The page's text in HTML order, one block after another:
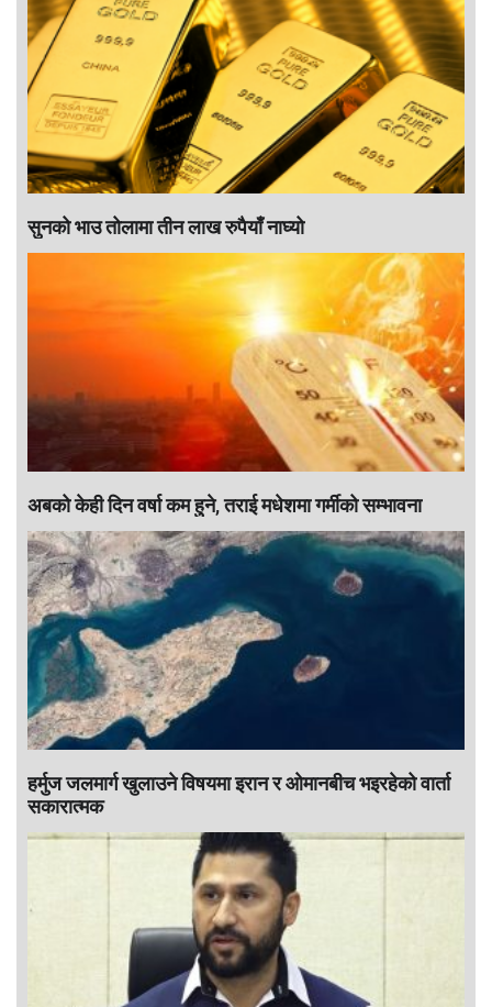
सुनको भाउ तोलामा तीन लाख रुपैयाँ नाघ्यो
अबको केही दिन वर्षा कम हुने, तराई मधेशमा गर्मीको सम्भावना
हर्मुज जलमार्ग खुलाउने विषयमा इरान र ओमानबीच भइरहेको वार्ता
सकारात्मक